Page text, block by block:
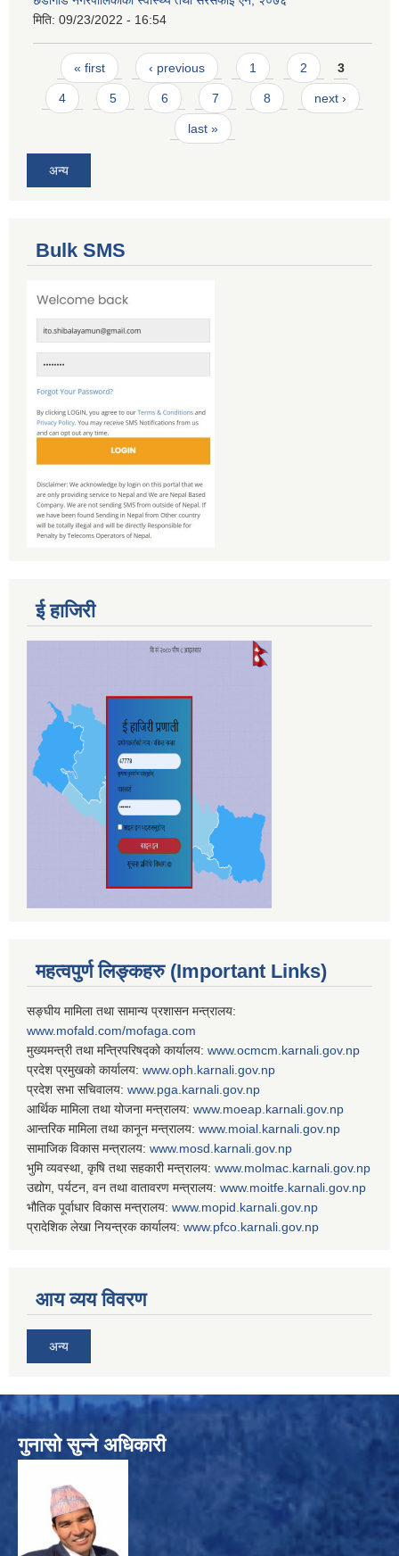
मिति: 09/23/2022 - 16:54
Pages
« first ‹ previous 1 2 3
4 5 6 7 8 next ›
last »
अन्य
Bulk SMS
ई हाजिरी
महत्वपुर्ण लिङ्कहरु (Important Links)
सङ्घीय मामिला तथा सामान्य प्रशासन मन्त्रालय:
www.mofald.com/mofaga.com
मुख्यमन्त्री तथा मन्त्रिपरिषद्को कार्यालय: www.ocmcm.karnali.gov.np
प्रदेश प्रमुखको कार्यालय: www.oph.karnali.gov.np
प्रदेश सभा सचिवालय: www. pga.karnali.gov.np
आर्थिक मामिला तथा योजना मन्त्रालय: www. moeap.karnali.gov.np
आन्तरिक मामिला तथा कानून मन्त्रालय: www. moial.karnali.gov.np
सामाजिक विकास मन्त्रालय: www. mosd.karnali.gov.np
भुमि व्यवस्था, कृषि तथा सहकारी मन्त्रालय: www. molmac.karnali.gov.np
उद्योग, पर्यटन, वन तथा वातावरण मन्त्रालय: www. moitfe.karnali.gov.np
भौतिक पूर्वाधार विकास मन्त्रालय: www. mopid.karnali.gov.np
प्रादेशिक लेखा नियन्त्रक कार्यालय: www. pfco.karnali.gov.np
आय व्यय विवरण
अन्य
गुनासो सुन्ने अधिकारी